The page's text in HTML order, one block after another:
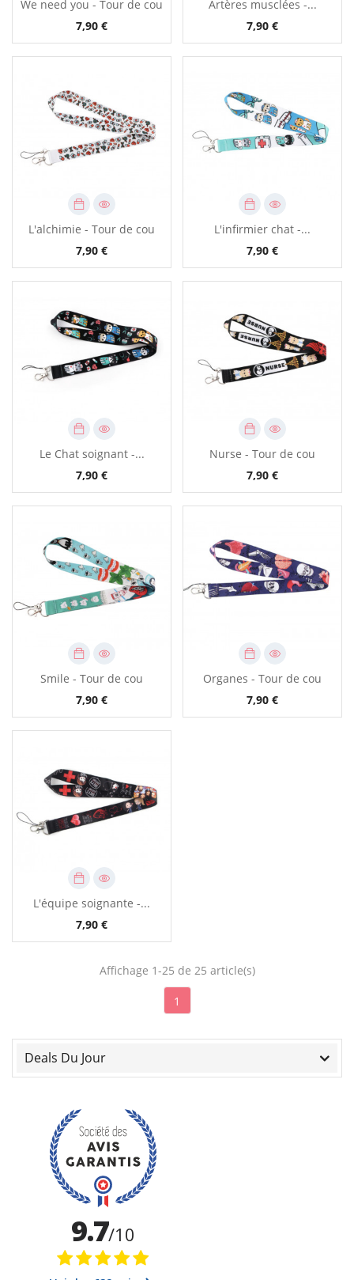
We need you - Tour de cou
7,90 €
Artères musclées -...
7,90 €
L'alchimie - Tour de cou
7,90 €
L'infirmier chat -...
7,90 €
Le Chat soignant -...
7,90 €
Nurse - Tour de cou
7,90 €
Smile - Tour de cou
7,90 €
Organes - Tour de cou
7,90 €
L'équipe soignante -...
7,90 €
Affichage 1-25 de 25 article(s)
1
Deals Du Jour